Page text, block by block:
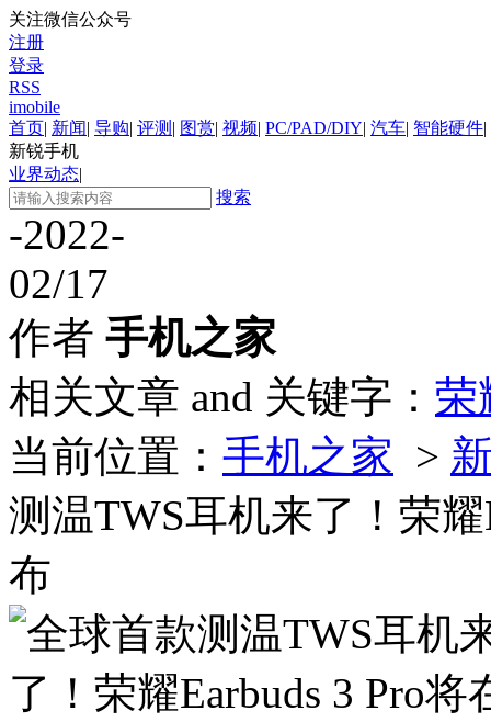
关注微信公众号
注册
登录
RSS
imobile
首页| 新闻| 导购| 评测 | 图赏| 视频| PC/PAD/DIY| 汽车| 智能硬件|
新锐手机
业界动态|
搜索
-2022-
02/17
作者 手机之家
相关文章 and 关键字： 荣
当前位置： 手机之家 >
测温TWS耳机来了！荣
布